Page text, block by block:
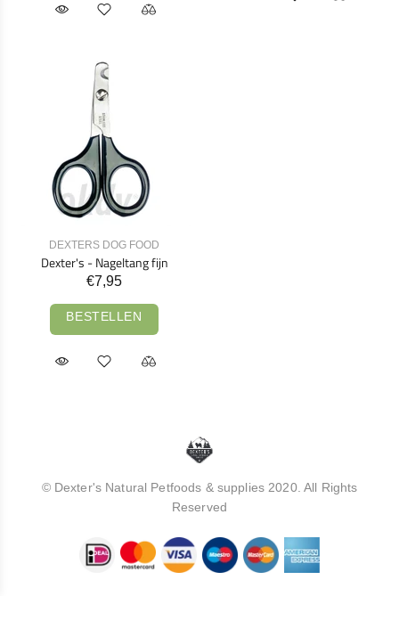
DEXTERS DOG FOOD
Dexter's - Nageltang fijn
€7,95
BESTELLEN
© Dexter's Natural Petfoods & supplies 2020. All Rights
Reserved